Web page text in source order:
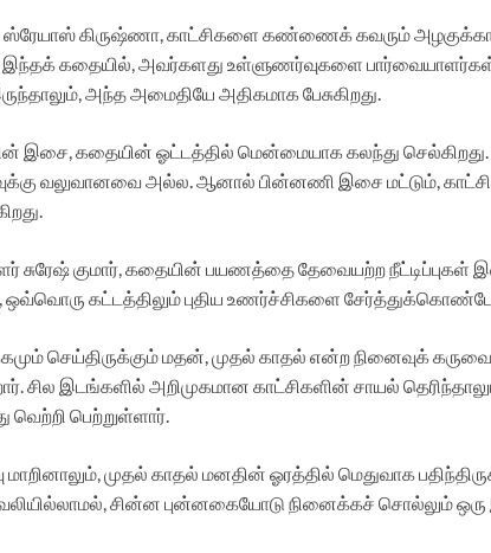
ஸ்ரேயாஸ் கிருஷ்ணா, காட்சிகளை கண்ணைக் கவரும்
இந்தக் கதையில், அவர்களது உள்ளுணர்வுகளை பார்வையாளர்கள்
அந்த அமைதியே அதிகமாக பேசுகிறது.
இசை, கதையின் ஓட்டத்தில் மென்மையாக கலந்து செல்கிறது.
வலுவானவை அல்ல. ஆனால் பின்னணி இசை மட்டும்,
சுரேஷ் குமார், கதையின் பயணத்தை தேவையற்ற நீட்டிப்புகள்
ஒவ்வொரு கட்டத்திலும் புதிய உணர்ச்சிகளை
செய்திருக்கும் மதன், முதல் காதல் என்ற நினைவுக்
சில இடங்களில் அறிமுகமான காட்சிகளின் சாயல்
வெற்றி பெற்றுள்ளார்.
முதல் காதல் மனதின் ஓரத்தில் மெதுவாக
சின்ன புன்னகையோடு நினைக்கச் சொல்லும் ஒரு